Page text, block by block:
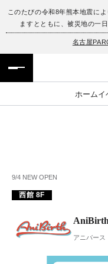
このたびの令和8年熊本地震に
ますとともに、被災地の一
名古屋
ホームイ
フロアガイド
イベント・ポップ
TAX FREE
PARCOメンバーズ
ENGLISH
日本語
9/4 NEW OPEN
西館 8F
AniBirth
アニバース